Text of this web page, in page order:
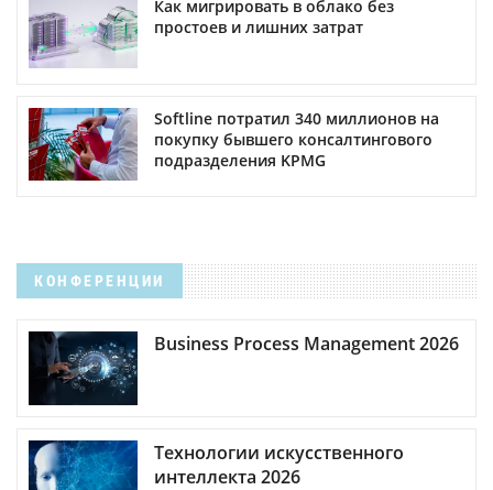
Как мигрировать в облако без
простоев и лишних затрат
Softline потратил 340 миллионов на
покупку бывшего консалтингового
подразделения KPMG
КОНФЕРЕНЦИИ
Business Process Management 2026
Технологии искусственного
интеллекта 2026